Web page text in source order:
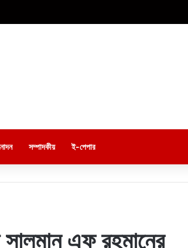
সম্পাদকীয় ই-পেপার
সালমান এফ রহমানের